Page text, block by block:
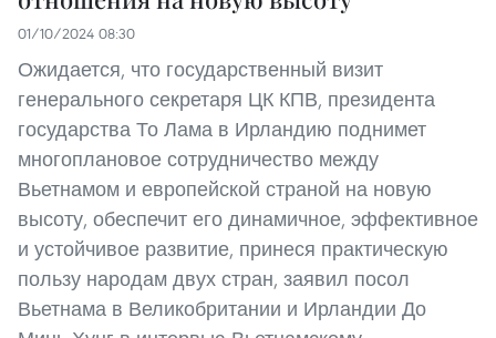
01/10/2024 08:30
Ожидается, что государственный визит
генерального секретаря ЦК КПВ, президента
государства То Лама в Ирландию поднимет
многоплановое сотрудничество между
Вьетнамом и европейской страной на новую
высоту, обеспечит его динамичное, эффективное
и устойчивое развитие, принеся практическую
пользу народам двух стран, заявил посол
Вьетнама в Великобритании и Ирландии До